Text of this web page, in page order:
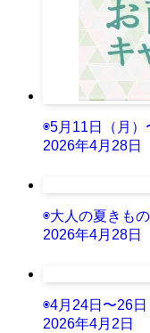
◉5月11日（月
2026年4月28日
◉大人の夏きも
2026年4月28日
◉4月24日〜26日
2026年4月2日